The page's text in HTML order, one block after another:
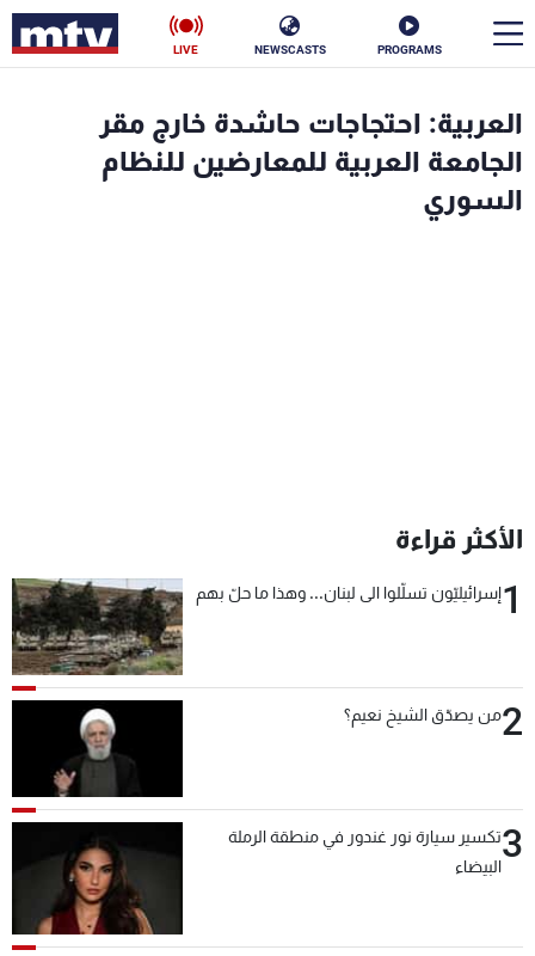
PROGRAMS
NEWSCASTS
LIVE
العربية: احتجاجات حاشدة خارج مقر
الجامعة العربية للمعارضين للنظام
السوري
الأكثر قراءة
1إسرائيليّون تسلّلوا الى لبنان... وهذا ما حلّ بهم
2من يصدّق الشيخ نعيم؟
3تكسير سيارة نور غندور في منطقة الرملة
البيضاء
الأخبار
سياسة
جدول البرامج
شاهد البرامج
الترددات
لاعلاناتكم